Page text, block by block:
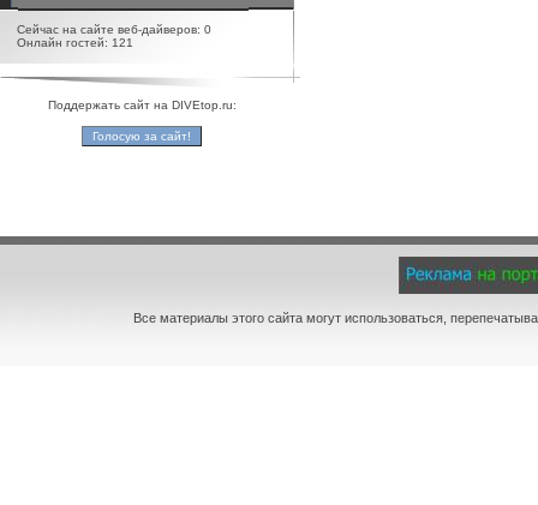
Сейчас на сайте веб-дайверов: 0
Онлайн гостей: 121
Поддержать сайт на DIVEtop.ru:
Все материалы этого сайта могут использоваться,